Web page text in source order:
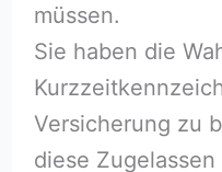
müssen.
Sie haben die
Versicherung zu
diese